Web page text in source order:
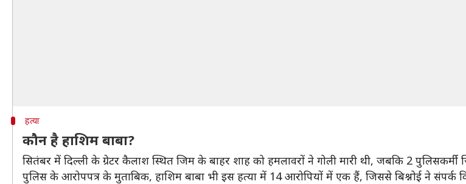
हत्या
कौन है हाशिम बाबा?
सितंबर में दिल्ली के ग्रेटर कैलाश स्थित जिम के बाहर शाह को हमलावरों ने गोली मारी थी, जबकि 2
पुलिस के आरोपपत्र के मुताबिक, हाशिम बाबा भी इस हत्या में 14 आरोपियों में एक हैं, जिससे बिश्नोई ने संपर्क